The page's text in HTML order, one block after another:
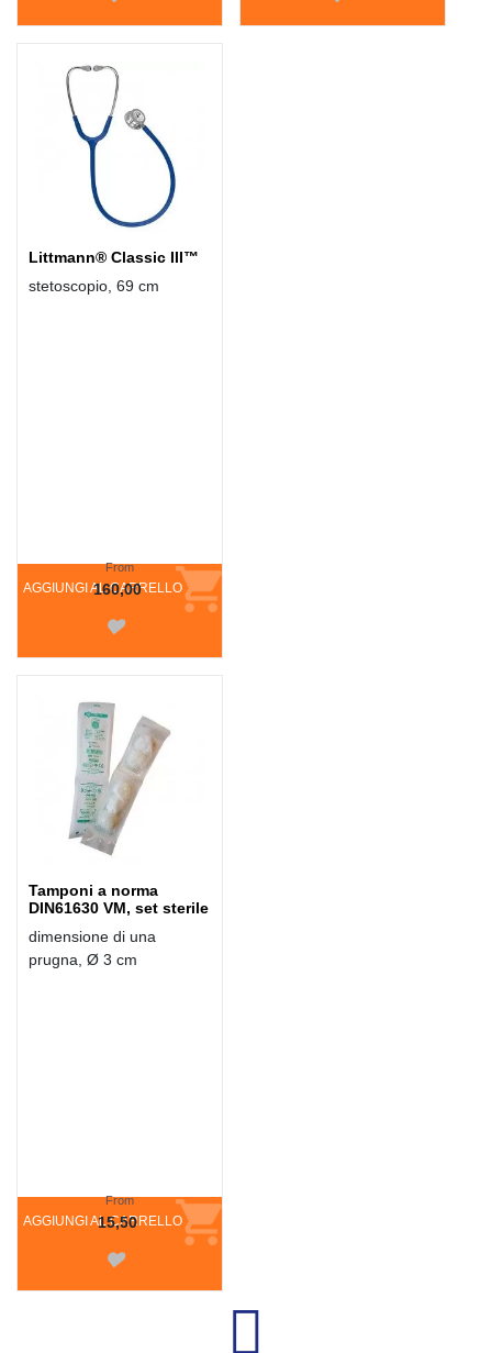
Littmann® Classic III™
stetoscopio, 69 cm
AGGIUNGI AL CARRELLO
From
160,00
Tamponi a norma
DIN61630 VM, set sterile
dimensione di una
prugna, Ø 3 cm
AGGIUNGI AL CARRELLO
From
15,50